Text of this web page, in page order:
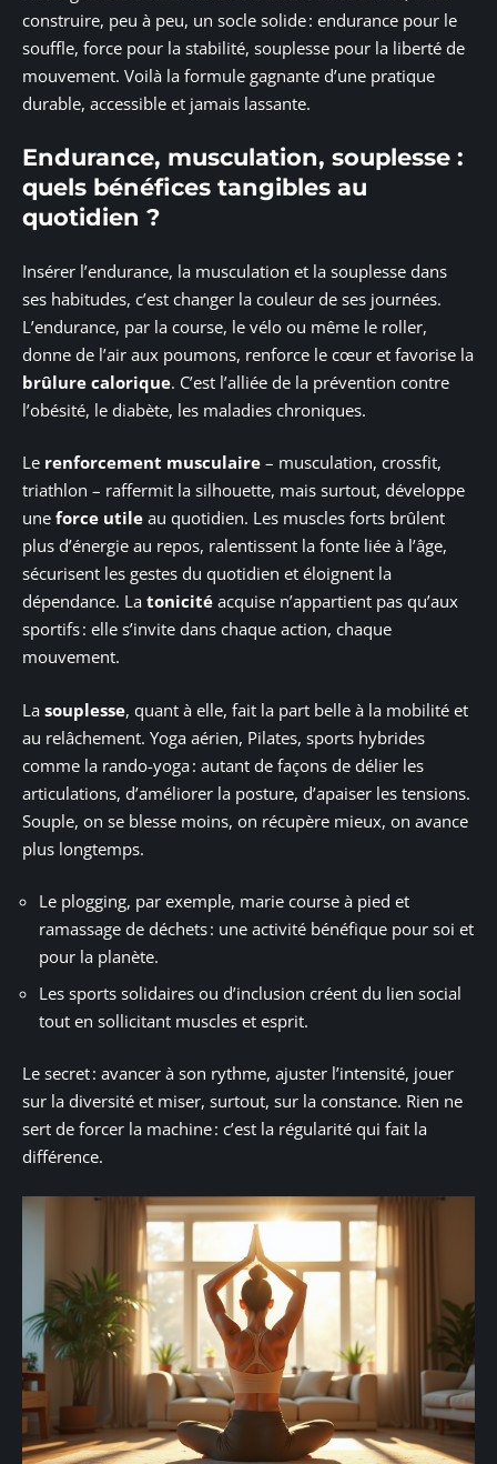
construire, peu à peu, un socle solide : endurance pour le
souffle, force pour la stabilité, souplesse pour la liberté de
mouvement. Voilà la formule gagnante d’une pratique
durable, accessible et jamais lassante.
Endurance, musculation, souplesse :
quels bénéfices tangibles au
quotidien ?
Insérer l’endurance, la musculation et la souplesse dans
ses habitudes, c’est changer la couleur de ses journées.
L’endurance, par la course, le vélo ou même le roller,
donne de l’air aux poumons, renforce le cœur et favorise la
brûlure calorique. C’est l’alliée de la prévention contre
l’obésité, le diabète, les maladies chroniques.
Le renforcement musculaire – musculation, crossfit,
triathlon – raffermit la silhouette, mais surtout, développe
une force utile au quotidien. Les muscles forts brûlent
plus d’énergie au repos, ralentissent la fonte liée à l’âge,
sécurisent les gestes du quotidien et éloignent la
dépendance. La tonicité acquise n’appartient pas qu’aux
sportifs : elle s’invite dans chaque action, chaque
mouvement.
La souplesse, quant à elle, fait la part belle à la mobilité et
au relâchement. Yoga aérien, Pilates, sports hybrides
comme la rando-yoga : autant de façons de délier les
articulations, d’améliorer la posture, d’apaiser les tensions.
Souple, on se blesse moins, on récupère mieux, on avance
plus longtemps.
Le plogging, par exemple, marie course à pied et
ramassage de déchets : une activité bénéfique pour soi et
pour la planète.
Les sports solidaires ou d’inclusion créent du lien social
tout en sollicitant muscles et esprit.
Le secret : avancer à son rythme, ajuster l’intensité, jouer
sur la diversité et miser, surtout, sur la constance. Rien ne
sert de forcer la machine : c’est la régularité qui fait la
différence.